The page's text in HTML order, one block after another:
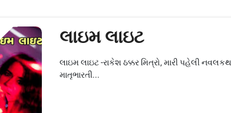
લાઇમ લાઇટ
લાઇમ લાઇટ -રાકેશ ઠક્કર મિત્રો, મારી પહેલી
માતૃભારતી...